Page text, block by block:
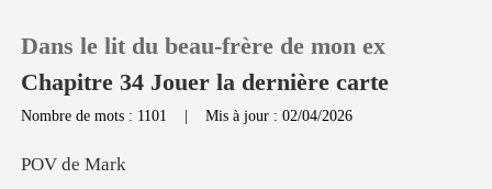
Dans le lit du beau‑frère de mon ex
Chapitre 34 Jouer la dernière carte
Nombre de mots : 1101 |Mis à jour : 02/04/2026
de